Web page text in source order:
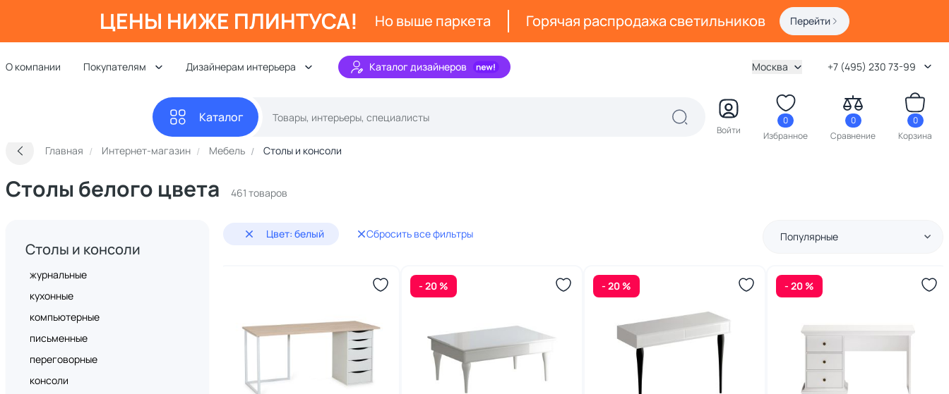
ЦЕНЫ НИЖЕ ПЛИНТУСА! Но выше паркета Горячая распродажа светильников Перейти
О компании Покупателям Дизайнерам интерьера Каталог дизайнеров Москва +7 (495) 230 73-99
Каталог
Войти
0
Избранное
0
Сравнение
0
Корзина
Главная Интернет-магазин Мебель Столы и консоли
Столы белого цвета 461 товаров
Столы и консоли
журнальные
кухонные
компьютерные
письменные
переговорные
консоли
Цвет: белый Сбросить все фильтры Популярные
- 20 % - 20 % - 20 %